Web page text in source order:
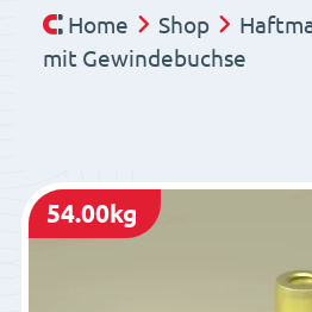
Home Shop
mit Gewindebuchse
54.00kg